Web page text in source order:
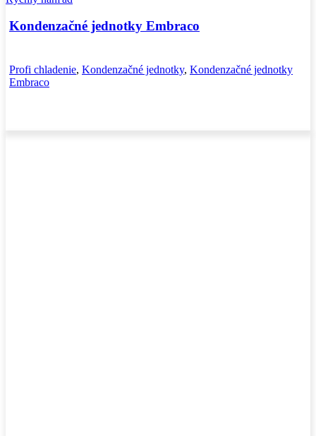
Kondenzačné jednotky Embraco
Profi chladenie, Kondenzačné jednotky, Kondenzačné jednotky
Embraco